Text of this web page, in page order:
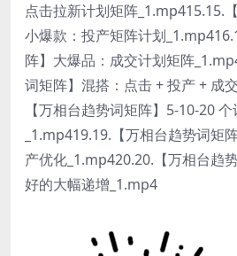
点击拉新计划矩阵_1.mp415.15.
小爆款：投产矩阵计划
阵】大爆品：成交计划矩阵
词矩阵】混搭：点击 + 投产 + 成
【万相台趋势词矩阵】5-10-20
_1.mp419.19.【万相台趋势词矩
产优化_1.mp420.20.【万相台趋
好的大幅递增_1.mp4